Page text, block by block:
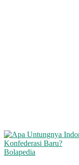
Bolapedia